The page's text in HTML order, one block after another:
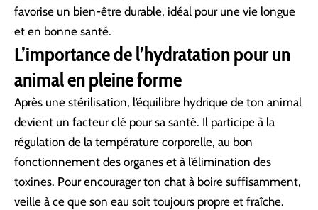
favorise un bien-être durable, idéal pour une vie longue
et en bonne santé.
L’importance de l’hydratation pour un
animal en pleine forme
Après une stérilisation, l’équilibre hydrique de ton animal
devient un facteur clé pour sa santé. Il participe à la
régulation de la température corporelle, au bon
fonctionnement des organes et à l’élimination des
toxines. Pour encourager ton chat à boire suffisamment,
veille à ce que son eau soit toujours propre et fraîche.